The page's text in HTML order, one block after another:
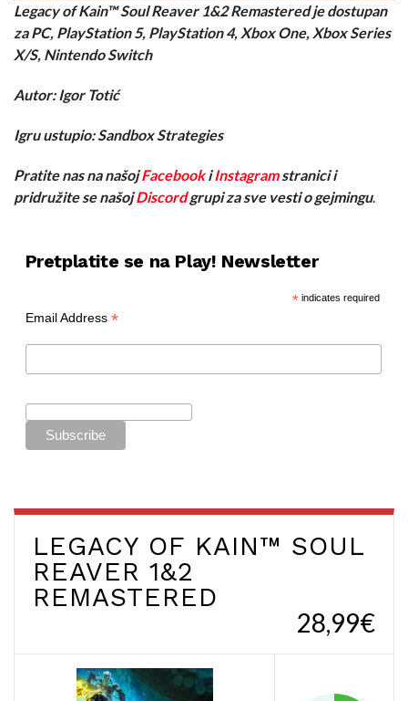
Legacy of Kain™ Soul Reaver 1&2 Remastered je dostupan
za PC, PlayStation 5, PlayStation 4, Xbox One, Xbox Series
X/S, Nintendo Switch
Autor: Igor Totić
Igru ustupio: Sandbox Strategies
Pratite nas na našojFacebookiInstagramstranici i
pridružite se našojDiscordgrupi za sve vesti o gejmingu.
Pretplatite se na Play! Newsletter
*indicates required
Email Address *
LEGACY OF KAIN™ SOUL
REAVER 1&2
REMASTERED
28,99€